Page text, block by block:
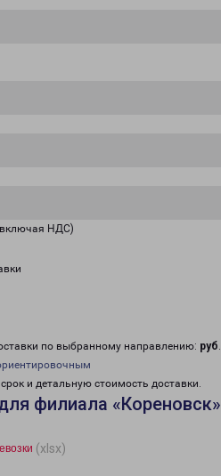
НДС)
по выбранному направлению: руб.
срок и детальную стоимость доставки.
филиала «Кореновск»
(xlsx)